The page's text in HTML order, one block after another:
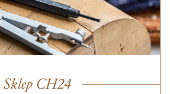
Sklep CH24